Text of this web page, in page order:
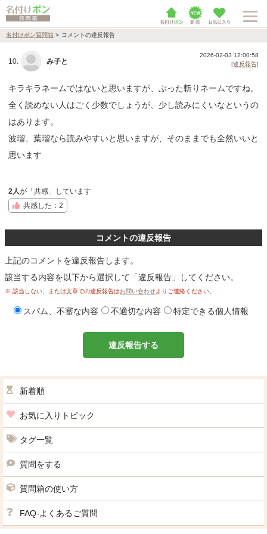
名付けポン質問箱 > コメントの違反報告
10. み子と
2026-02-03 12:00:58
[違反報告]
キラキラネームではないと思いますが、ぶった斬りネームですね。
全く読めない人はごく少数でしょうが、少し読みにくいなというの
はあります。
波瑠、葉瑠なら読みやすいと思いますが、そのままでも全然いいと
思います
2人が「共感」しています
共感した：2
コメントの違反報告
上記のコメントを違反報告します。
該当する内容を以下から選択して「違反報告」してください。
※ 該当しない、または文章での違反報告はお問い合わせよりご連絡ください。
スパム、不審な内容 不適切な内容 特定できる個人情報
違反報告する
新着順
お気に入りトピック
タグ一覧
質問をする
質問箱の使い方
FAQ-よくあるご質問